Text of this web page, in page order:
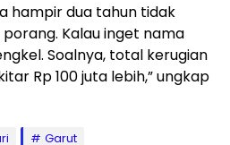
hampir dua tahun tidak
Kalau inget nama
Soalnya, total kerugian
Rp 100 juta lebih,” ungkap
Garut